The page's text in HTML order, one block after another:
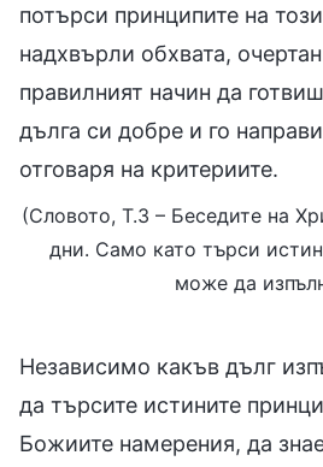
потърси принципите на
надхвърли обхвата,
правилният начин да
дълга си добре и го
отговаря на критериите.
(Словото, Т.3 – Беседите на
дни. Само като търси
може да
Независимо какъв дълг
да търсите истините
Божиите намерения, да